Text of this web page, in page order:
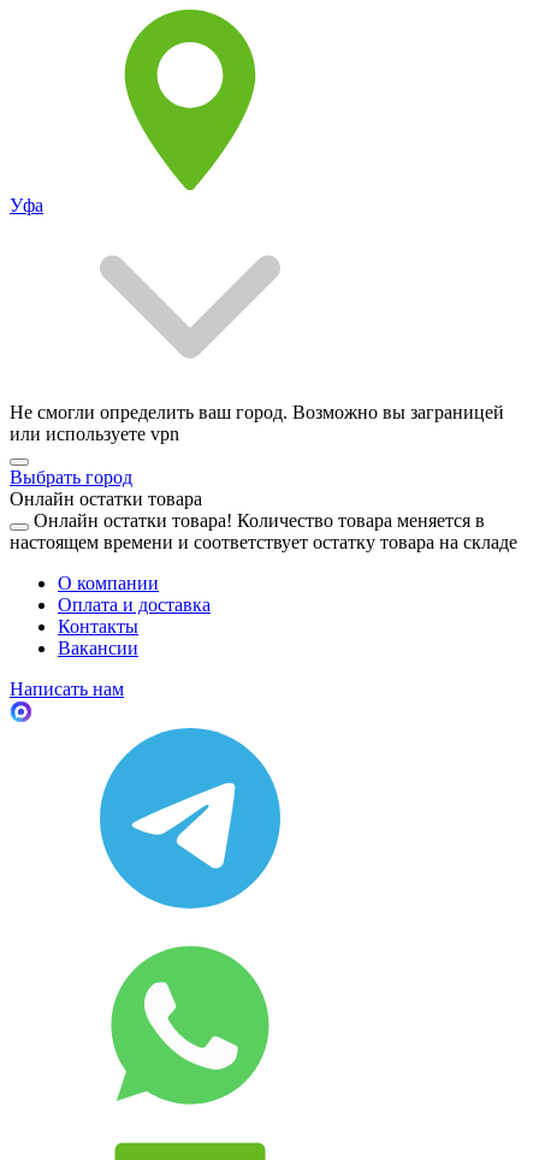
Уфа
Не смогли определить ваш город. Возможно вы заграницей
или используете vpn
Выбрать город
Онлайн остатки товара
Онлайн остатки товара! Количество товара меняется в
настоящем времени и соответствует остатку товара на складе
О компании
Оплата и доставка
Контакты
Вакансии
Написать нам